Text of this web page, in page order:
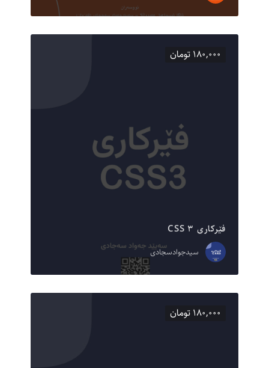
۱۸۰,۰۰۰ تومان
فێرکاری CSS ۳
سیدجوادسجادی
۱۸۰,۰۰۰ تومان